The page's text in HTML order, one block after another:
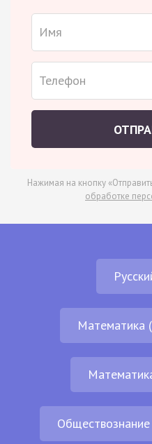
Нажимая на кнопку
обработке
Математика
Обществознание